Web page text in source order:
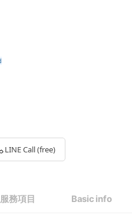
LINE Call (free)
服務項目 Basic info